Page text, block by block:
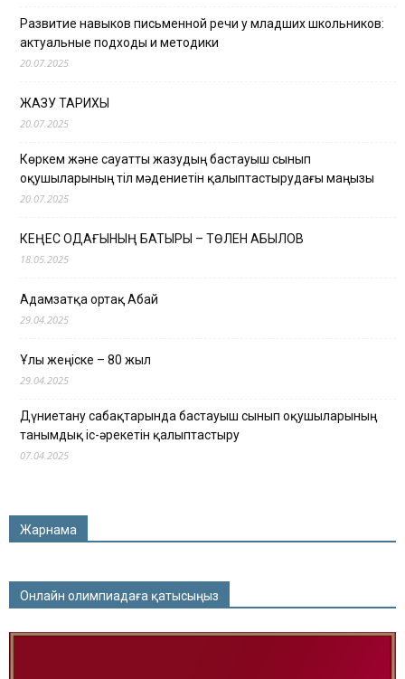
Развитие навыков письменной речи у младших школьников:
актуальные подходы и методики
20.07.2025
ЖАЗУ ТАРИХЫ
20.07.2025
Көркем және сауатты жазудың бастауыш сынып
оқушыларының тіл мәдениетін қалыптастырудағы маңызы
20.07.2025
КЕҢЕС ОДАҒЫНЫҢ БАТЫРЫ – ТӨЛЕН ҚАБЫЛОВ
18.05.2025
Адамзатқа ортақ Абай
29.04.2025
Ұлы жеңіске – 80 жыл
29.04.2025
Дүниетану сабақтарында бастауыш сынып оқушыларының
танымдық іс-әрекетін қалыптастыру
07.04.2025
Жарнама
Онлайн олимпиадаға қатысыңыз